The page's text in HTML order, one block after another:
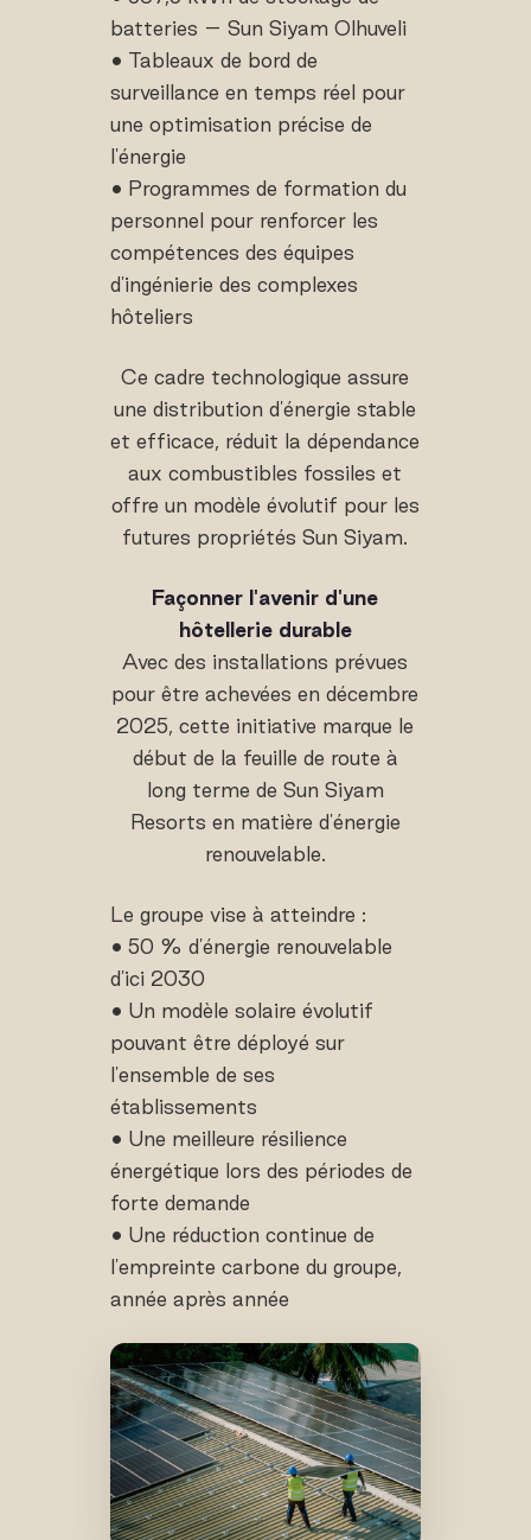
batteries – Sun Siyam Olhuveli
• Tableaux de bord de
surveillance en temps réel pour
une optimisation précise de
l'énergie
• Programmes de formation du
personnel pour renforcer les
compétences des équipes
d'ingénierie des complexes
hôteliers
Ce cadre technologique assure
une distribution d'énergie stable
et efficace, réduit la dépendance
aux combustibles fossiles et
offre un modèle évolutif pour les
futures propriétés Sun Siyam.
Façonner l'avenir d'une
hôtellerie durable
Avec des installations prévues
pour être achevées en décembre
2025, cette initiative marque le
début de la feuille de route à
long terme de Sun Siyam
Resorts en matière d'énergie
renouvelable.
Le groupe vise à atteindre :
• 50 % d'énergie renouvelable
d'ici 2030
• Un modèle solaire évolutif
pouvant être déployé sur
l'ensemble de ses
établissements
• Une meilleure résilience
énergétique lors des périodes de
forte demande
• Une réduction continue de
l'empreinte carbone du groupe,
année après année